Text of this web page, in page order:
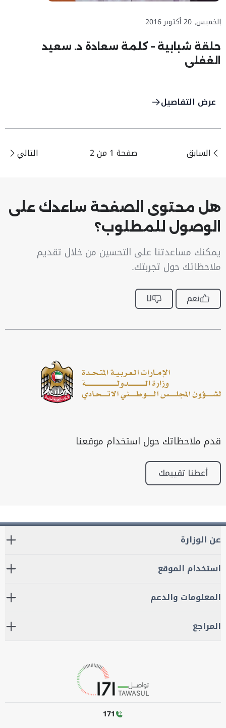
الخميس, 20 أكتوبر 2016
حلقة شبابية – كلمة سعادة د. سعيد
الغفلي
عرض التفاصيل
السابق صفحة 1 من 2 التالي
هل محتوى الصفحة ساعدك على
الوصول للمطلوب؟
يمكنك مساعدتنا على التحسين من خلال تقديم
ملاحظاتك حول تجربتك.
نعم لا
قدم ملاحظاتك حول استخدام موقعنا
أعطنا تقييمك
عن الوزارة
استخدام الموقع
المعلومات والدعم
المراجع
171